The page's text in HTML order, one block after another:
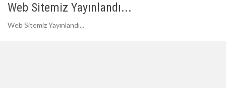
Web Sitemiz Yayınlandı...
Web Sitemiz Yayınlandı...